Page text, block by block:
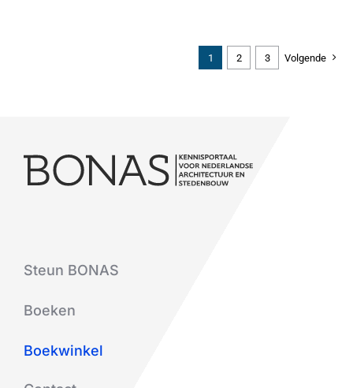
1 2 3 Volgende
Steun BONAS
Boeken
Boekwinkel